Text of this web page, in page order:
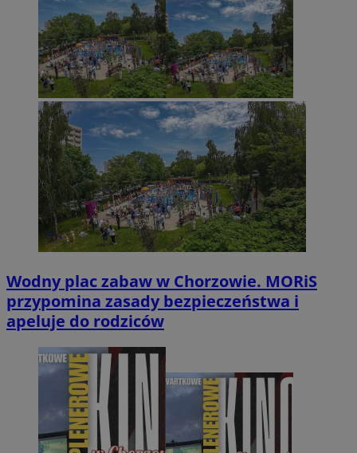
Wodny plac zabaw w Chorzowie. MORiS
przypomina zasady bezpieczeństwa i
apeluje do rodziców